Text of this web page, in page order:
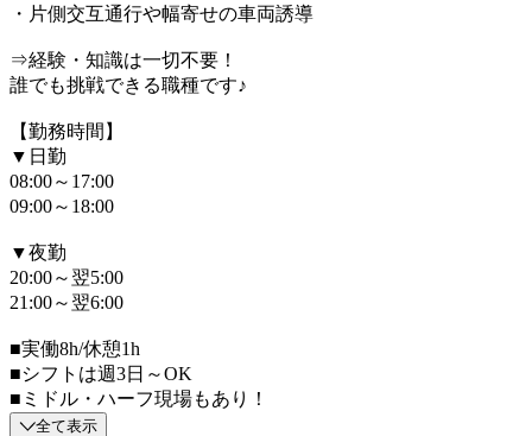
・片側交互通行や幅寄せの車両誘導
⇒経験・知識は一切不要！
誰でも挑戦できる職種です♪
【勤務時間】
▼日勤
08:00～17:00
09:00～18:00
▼夜勤
20:00～翌5:00
21:00～翌6:00
■実働8h/休憩1h
■シフトは週3日～OK
■ミドル・ハーフ現場もあり！
全て表示